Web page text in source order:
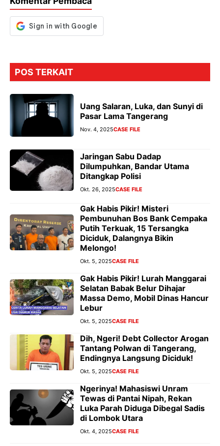
k p er
POS TERKAIT
Uang Salaran, Luka, dan Sunyi di
Pasar Lama Tangerang
Nov. 4, 2025CASE FILE
Jaringan Sabu Dadap
Dilumpuhkan, Bandar Utama
Ditangkap Polisi
Okt. 26, 2025CASE FILE
Gak Habis Pikir! Misteri
Pembunuhan Bos Bank Cempaka
Putih Terkuak, 15 Tersangka
Diciduk, Dalangnya Bikin
Melongo!
Okt. 5, 2025CASE FILE
Gak Habis Pikir! Lurah Manggarai
Selatan Babak Belur Dihajar
Massa Demo, Mobil Dinas Hancur
Lebur
Okt. 5, 2025CASE FILE
Dih, Ngeri! Debt Collector Arogan
Tantang Polwan di Tangerang,
Endingnya Langsung Diciduk!
Okt. 5, 2025CASE FILE
Ngerinya! Mahasiswi Unram
Tewas di Pantai Nipah, Rekan
Luka Parah Diduga Dibegal Sadis
di Lombok Utara
Okt. 4, 2025CASE FILE